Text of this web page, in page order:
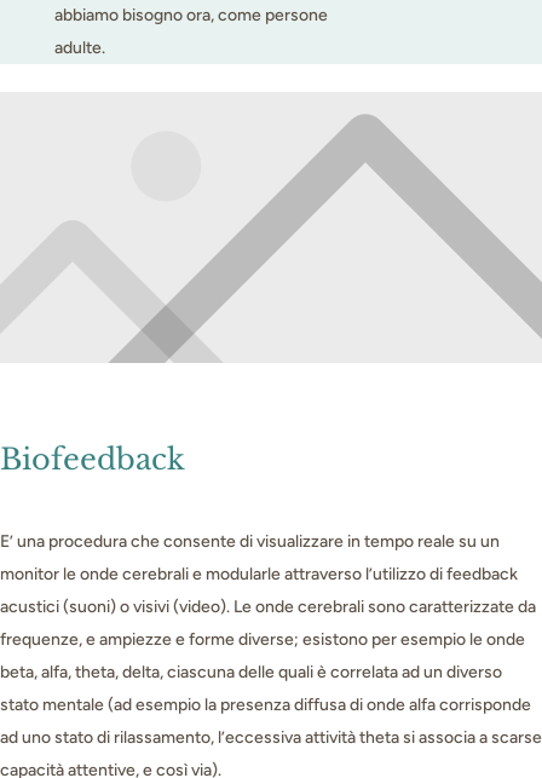
abbiamo bisogno ora, come persone
adulte.
Biofeedback
E’ una procedura che consente di visualizzare in tempo reale su un
monitor le onde cerebrali e modularle attraverso l’utilizzo di feedback
acustici (suoni) o visivi (video). Le onde cerebrali sono caratterizzate da
frequenze, e ampiezze e forme diverse; esistono per esempio le onde
beta, alfa, theta, delta, ciascuna delle quali è correlata ad un diverso
stato mentale (ad esempio la presenza diffusa di onde alfa corrisponde
ad uno stato di rilassamento, l’eccessiva attività theta si associa a scarse
capacità attentive, e così via).